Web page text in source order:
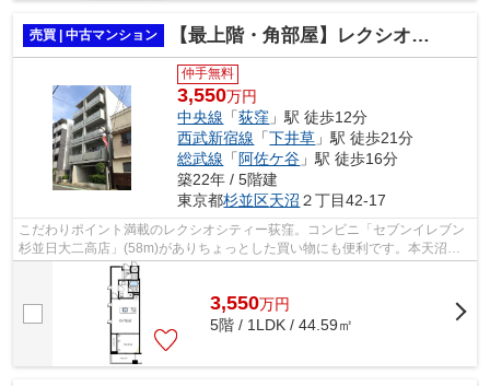
売買 | 中古マンション 【最上階・角部屋】レクシオシティー荻窪
仲手無料
3,550万円
中央線 「荻窪 」駅 徒歩12分
西武新宿線 「下井草 」駅 徒歩21分
総武線 「 阿佐ケ谷 」駅 徒歩16分
築22年 / 5階建
東京都杉並区天沼 ２丁目42-17
こだわりポイント満載のレクシオシティー荻窪。コンビニ「セブンイレブン
杉並日大二高店」(58m)がありちょっとした買い物にも便利です。本天沼南
公園まで183mです。こちらの物件には...
3,550万円
5階 / 1LDK / 44.59㎡